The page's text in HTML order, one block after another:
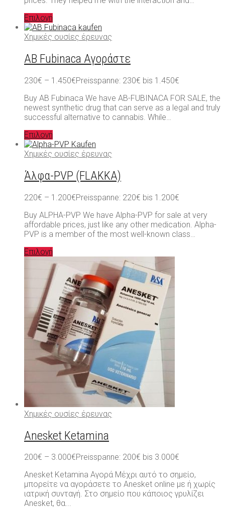
Επιλογή
Χημικές ουσίες έρευνας
AB Fubinaca Αγοράστε
230€ – 1.450€Preisspanne: 230€ bis 1.450€
Buy AB Fubinaca We have AB-FUBINACA FOR SALE, the
newest synthetic drug that can serve as a legal and truly
successful alternative to cannabis. While…
Επιλογή
Χημικές ουσίες έρευνας
Άλφα-PVP (FLAKKA)
220€ – 1.200€Preisspanne: 220€ bis 1.200€
Buy ALPHA-PVP We have Alpha-PVP for sale at very
affordable prices, just like any other medication. Alpha-
PVP is a member of the most well-known class…
Επιλογή
Χημικές ουσίες έρευνας
Anesket Ketamina
200€ – 3.000€Preisspanne: 200€ bis 3.000€
Anesket Ketamina Αγορά Μέχρι αυτό το σημείο,
μπορείτε να αγοράσετε το Anesket online με ή χωρίς
ιατρική συνταγή. Στο σημείο που κάποιος γρυλίζει
Anesket, θα...